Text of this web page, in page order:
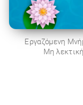
Εργαζόμενη
Μη